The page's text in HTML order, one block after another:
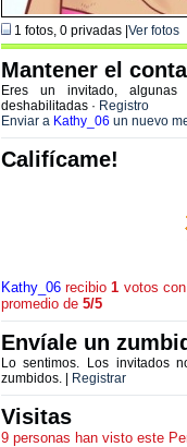
1 fotos, 0 privadas | Ver fotos
Mantener el
Eres un invitado, algunas
deshabilitadas · Registro
Enviar a Kathy_06 un nuevo
Califícame!
Kathy_06recibio1 votos
promedio de 5/5
Envíale un
Lo sentimos. Los invitados
zumbidos. |
Registrar
Visitas
9 personas han visto este